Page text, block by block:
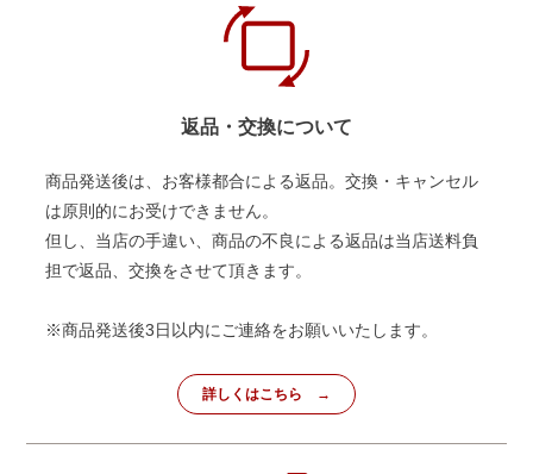
返品・交換について
商品発送後は、お客様都合による返品。交換・キャンセル
は原則的にお受けできません。
但し、当店の手違い、商品の不良による返品は当店送料負
担で返品、交換をさせて頂きます。
※商品発送後3日以内にご連絡をお願いいたします。
詳しくはこちら